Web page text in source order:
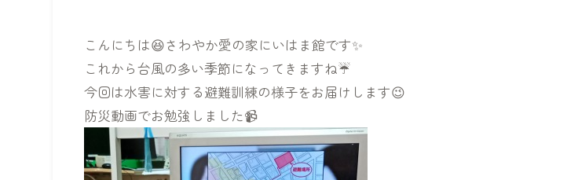
こんにちは😆さわやか愛の家にいはま館です✨
これから台風の多い季節になってきますね☔
今回は水害に対する避難訓練の様子をお届けします😉
防災動画でお勉強しました📹